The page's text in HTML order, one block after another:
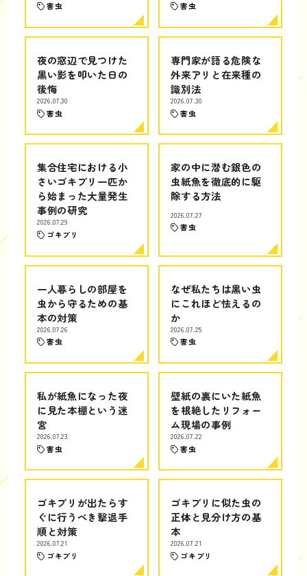
害虫 害虫
夜の窓辺で見つけた
黒い影を叩いた日の
後悔
2026.07.30
害虫
専門家が語る危険な
外来アリと在来種の
識別法
2026.07.30
害虫
集合住宅における小
さいゴキブリ一匹か
ら始まった大量発生
事例の研究
2026.07.29
ゴキブリ
家の中に潜む銀色の
虫紙魚を徹底的に駆
除する方法
2026.07.27
害虫
一人暮らしの部屋を
虫から守るための基
本の対策
2026.07.26
害虫
なぜ私たちは黒い虫
にこれほど怯えるの
か
2026.07.25
害虫
私が紙魚になった夜
に見た本棚という迷
宮
2026.07.23
害虫
壁紙の裏にいた紙魚
を根絶したリフォー
ム現場の事例
2026.07.22
害虫
ゴキブリが出たらす
ぐに行うべき撃退手
順と対策
2026.07.21
ゴキブリ
ゴキブリに似た虫の
正体と見分け方の基
本
2026.07.21
ゴキブリ